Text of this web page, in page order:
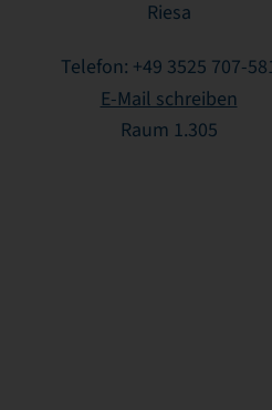
Riesa
Telefon: +49 3525 707-
E-Mail schreiben
Raum 1.305